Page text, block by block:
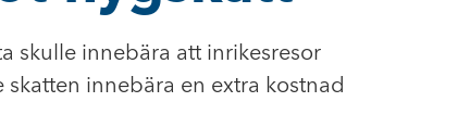
skulle innebära att inrikesresor
innebära en extra kostnad